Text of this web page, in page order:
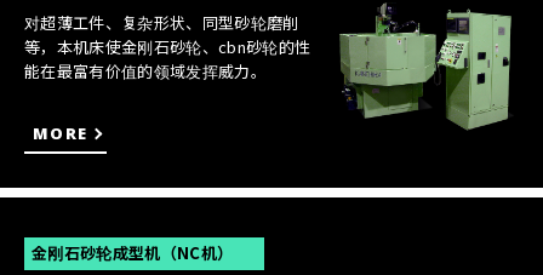
对超薄工件、复杂形状、同型砂轮磨削
等，本机床使金刚石砂轮、cbn砂轮的性
能在最富有价值的领域发挥威力。
MORE
金刚石砂轮成型机（NC机）